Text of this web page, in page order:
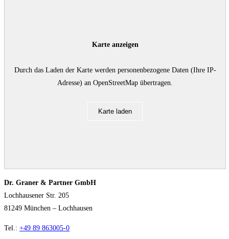
Karte anzeigen
Durch das Laden der Karte werden personenbezogene Daten (Ihre IP-
Adresse) an OpenStreetMap übertragen.
Karte laden
Dr. Graner & Partner GmbH
Lochhausener Str. 205
81249 München – Lochhausen
Tel.: +49 89 863005-0